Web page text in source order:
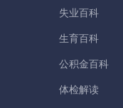
失业百科
生育百科
公积金百科
体检解读